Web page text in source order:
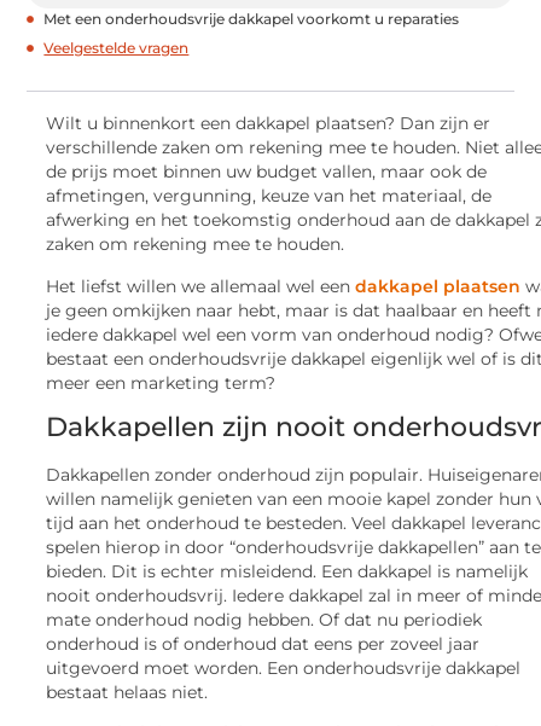
Met een onderhoudsvrije dakkapel voorkomt u reparaties
Veelgestelde vragen
Wilt u binnenkort een dakkapel plaatsen? Dan zijn er
verschillende zaken om rekening mee te houden. Niet
de prijs moet binnen uw budget vallen, maar ook de
afmetingen, vergunning, keuze van het materiaal, de
afwerking en het toekomstig onderhoud aan de dakkapel
zaken om rekening mee te houden.
Het liefst willen we allemaal wel eendakkapel plaatsen
je geen omkijken naar hebt, maar is dat haalbaar en heeft
iedere dakkapel wel een vorm van onderhoud nodig?
bestaat een onderhoudsvrije dakkapel eigenlijk wel of is
meer een marketing term?
Dakkapellen zijn nooit
Dakkapellen zonder onderhoud zijn populair.
willen namelijk genieten van een mooie kapel zonder hun
tijd aan het onderhoud te besteden. Veel dakkapel
spelen hierop in door “onderhoudsvrije dakkapellen” aan te
bieden. Dit is echter misleidend. Een dakkapel is namelijk
nooit onderhoudsvrij. Iedere dakkapel zal in meer of
mate onderhoud nodig hebben. Of dat nu periodiek
onderhoud is of onderhoud dat eens per zoveel jaar
uitgevoerd moet worden. Een onderhoudsvrije dakkapel
bestaat helaas niet.